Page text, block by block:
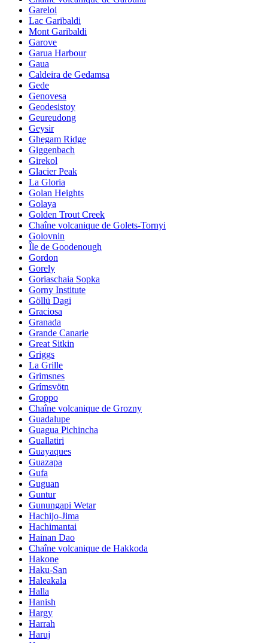
Gareloi
Lac Garibaldi
Mont Garibaldi
Garove
Garua Harbour
Gaua
Caldeira de Gedamsa
Gede
Genovesa
Geodesistoy
Geureudong
Geysir
Ghegam Ridge
Giggenbach
Girekol
Glacier Peak
La Gloria
Golan Heights
Golaya
Golden Trout Creek
Chaîne volcanique de Golets-Tornyi
Golovnin
Île de Goodenough
Gordon
Gorely
Goriaschaia Sopka
Gorny Institute
Göllü Dagi
Graciosa
Granada
Grande Canarie
Great Sitkin
Griggs
La Grille
Grimsnes
Grímsvötn
Groppo
Chaîne volcanique de Grozny
Guadalupe
Guagua Pichincha
Guallatiri
Guayaques
Guazapa
Gufa
Guguan
Guntur
Gunungapi Wetar
Hachijo-Jima
Hachimantai
Hainan Dao
Chaîne volcanique de Hakkoda
Hakone
Haku-San
Haleakala
Halla
Hanish
Hargy
Harrah
Haruj